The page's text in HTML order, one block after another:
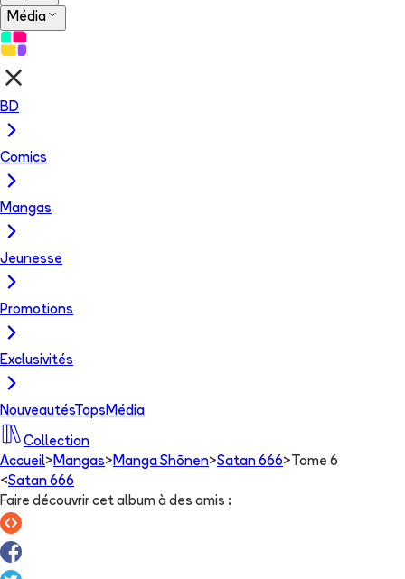
Média
BD
Comics
Mangas
Jeunesse
Promotions
Exclusivités
NouveautésTops Média
Collection
Accueil> Mangas> Manga Shōnen>Satan 666> Tome 6
<Satan 666
Faire découvrir cet album à des amis :